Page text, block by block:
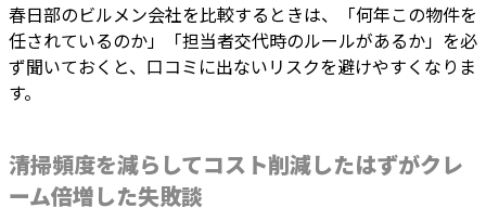
春日部のビルメン会社を比較するときは、「何年この物件を
任されているのか」「担当者交代時のルールがあるか」を必
ず聞いておくと、口コミに出ないリスクを避けやすくなりま
す。
清掃頻度を減らしてコスト削減したはずがクレ
ーム倍増した失敗談